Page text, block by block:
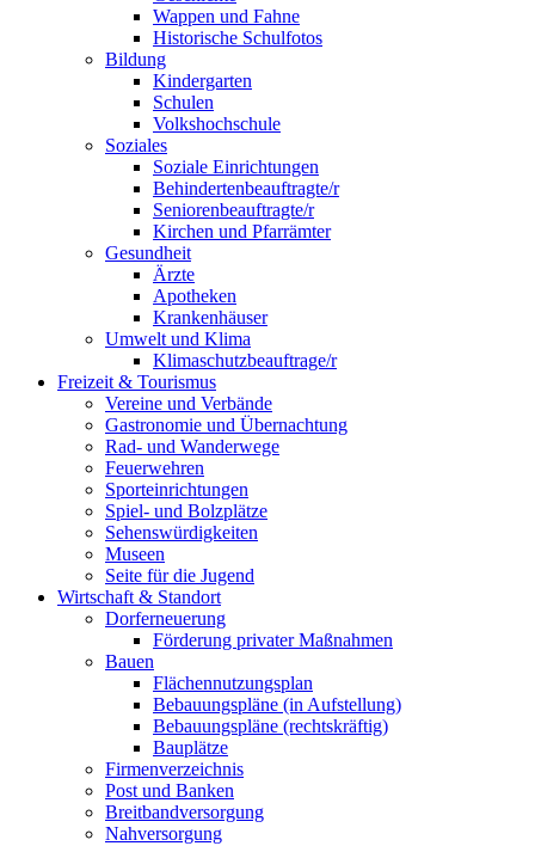
Wappen und Fahne
Historische Schulfotos
Bildung
Kindergarten
Schulen
Volkshochschule
Soziales
Soziale Einrichtungen
Behindertenbeauftragte/r
Seniorenbeauftragte/r
Kirchen und Pfarrämter
Gesundheit
Ärzte
Apotheken
Krankenhäuser
Umwelt und Klima
Klimaschutzbeauftrage/r
Freizeit & Tourismus
Vereine und Verbände
Gastronomie und Übernachtung
Rad- und Wanderwege
Feuerwehren
Sporteinrichtungen
Spiel- und Bolzplätze
Sehenswürdigkeiten
Museen
Seite für die Jugend
Wirtschaft & Standort
Dorferneuerung
Förderung privater Maßnahmen
Bauen
Flächennutzungsplan
Bebauungspläne (in Aufstellung)
Bebauungspläne (rechtskräftig)
Bauplätze
Firmenverzeichnis
Post und Banken
Breitbandversorgung
Nahversorgung